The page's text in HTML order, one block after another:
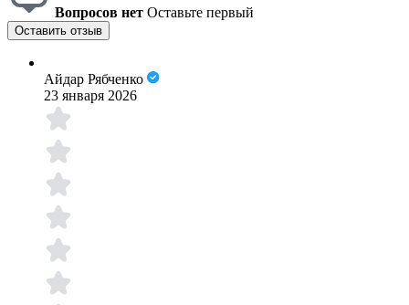
Вопросов нет Оставьте первый
Оставить отзыв
Айдар Рябченко
23 января 2026